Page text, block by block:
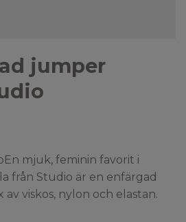
jumper
mjuk, feminin favorit i
från Studio är en enfärgad
av viskos, nylon och elastan.